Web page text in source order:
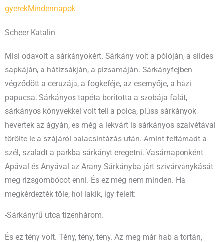
gyerekMindennapok
Scheer Katalin
Misi odavolt a sárkányokért. Sárkány volt a pólóján, a sildes
sapkáján, a hátizsákján, a pizsamáján. Sárkányfejben
végződött a ceruzája, a fogkeféje, az esernyője, a házi
papucsa. Sárkányos tapéta borította a szobája falát,
sárkányos könyvekkel volt teli a polca, plüss sárkányok
hevertek az ágyán, és még a lekvárt is sárkányos szalvétával
törölte le a szájáról palacsintázás után. Amint feltámadt a
szél, szaladt a parkba sárkányt eregetni. Vasárnaponként
Apával és Anyával az Arany Sárkányba járt szivárványkását
meg rizsgombócot enni. És ez még nem minden. Ha
megkérdezték tőle, hol lakik, így felelt:
-Sárkányfű utca tizenhárom.
És ez tény volt. Tény, tény, tény. Az meg már hab a tortán,